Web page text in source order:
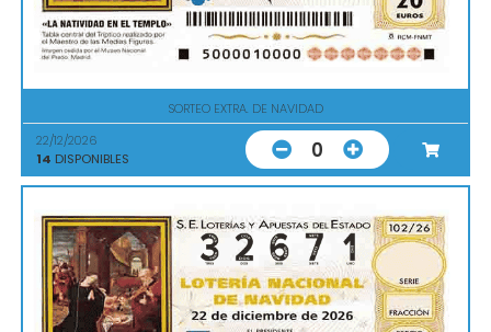
SORTEO EXTRA. DE NAVIDAD
22/12/2026
14 DISPONIBLES 0